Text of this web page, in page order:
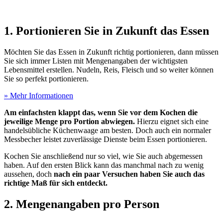
1. Portionieren Sie in Zukunft das Essen
Möchten Sie das Essen in Zukunft richtig portionieren, dann müssen
Sie sich immer Listen mit Mengenangaben der wichtigsten
Lebensmittel erstellen. Nudeln, Reis, Fleisch und so weiter können
Sie so perfekt portionieren.
» Mehr Informationen
Am einfachsten klappt das, wenn Sie vor dem Kochen die
jeweilige Menge pro Portion abwiegen. Hierzu eignet sich eine
handelsübliche Küchenwaage am besten. Doch auch ein normaler
Messbecher leistet zuverlässige Dienste beim Essen portionieren.
Kochen Sie anschließend nur so viel, wie Sie auch abgemessen
haben. Auf den ersten Blick kann das manchmal nach zu wenig
aussehen, doch nach ein paar Versuchen haben Sie auch das
richtige Maß für sich entdeckt.
2. Mengenangaben pro Person